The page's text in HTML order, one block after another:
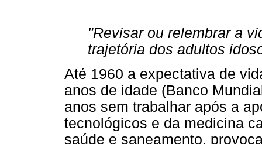
"Revisar ou relembrar a
trajetória dos adultos
Até 1960 a expectativa de
anos de idade (Banco
anos sem trabalhar após a
tecnológicos e da medicina
saúde e saneamento,